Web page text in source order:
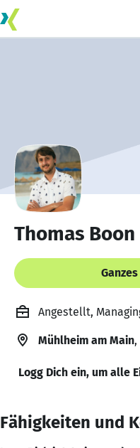
Thomas Boon
Angestellt,
Mühlheim am Main
Logg Dich ein, um alle
Fähigkeiten und